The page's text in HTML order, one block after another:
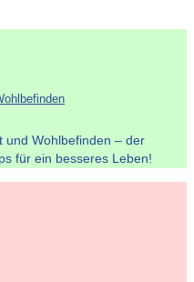
und Wohlbefinden – der
für ein besseres Leben!